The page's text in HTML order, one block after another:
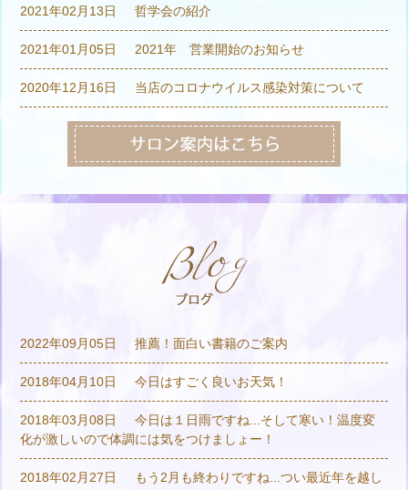
2021年02月13日 哲学会の紹介
2021年01月05日 2021年 営業開始のお知らせ
2020年12月16日 当店のコロナウイルス感染対策について
2022年09月05日 推薦！面白い書籍のご案内
2018年04月10日 今日はすごく良いお天気！
2018年03月08日
今日は１日雨ですね...そして寒い！温度変
化が激しいので体調には気をつけましょー！
2018年02月27日
もう2月も終わりですね...つい最近年を越し